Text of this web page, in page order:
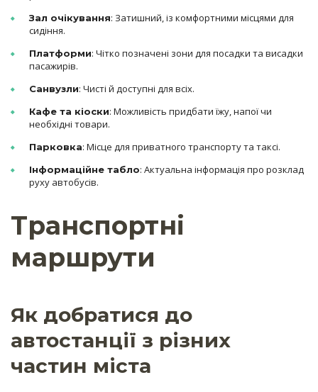
Зал очікування: Затишний, із комфортними місцями для
сидіння.
Платформи: Чітко позначені зони для посадки та висадки
пасажирів.
Санвузли: Чисті й доступні для всіх.
Кафе та кіоски: Можливість придбати їжу, напої чи
необхідні товари.
Парковка: Місце для приватного транспорту та таксі.
Інформаційне табло: Актуальна інформація про розклад
руху автобусів.
Транспортні
маршрути
Як добратися до
автостанції з різних
частин міста